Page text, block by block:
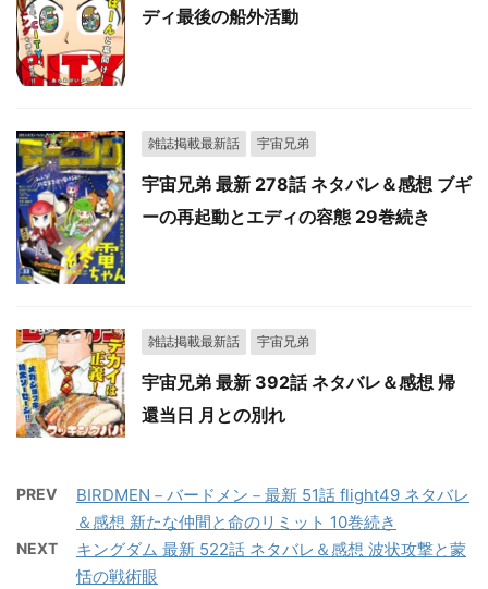
ディ最後の船外活動
雑誌掲載最新話 宇宙兄弟
宇宙兄弟 最新 278話 ネタバレ＆感想 ブギ
ーの再起動とエディの容態 29巻続き
雑誌掲載最新話 宇宙兄弟
宇宙兄弟 最新 392話 ネタバレ＆感想 帰
還当日 月との別れ
PREV
BIRDMEN－バードメン－最新 51話 flight49 ネタバレ
＆感想 新たな仲間と命のリミット 10巻続き
NEXT
キングダム 最新 522話 ネタバレ＆感想 波状攻撃と蒙
恬の戦術眼